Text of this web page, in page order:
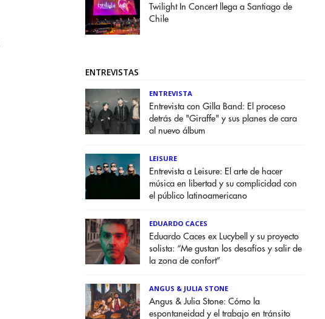
Twilight In Concert llega a Santiago de
Chile
ENTREVISTAS
ENTREVISTA
Entrevista con Gilla Band: El proceso
detrás de "Giraffe" y sus planes de cara
al nuevo álbum
LEISURE
Entrevista a Leisure: El arte de hacer
música en libertad y su complicidad con
el público latinoamericano
EDUARDO CACES
Eduardo Caces ex Lucybell y su proyecto
solista: “Me gustan los desafíos y salir de
la zona de confort”
ANGUS & JULIA STONE
Angus & Julia Stone: Cómo la
espontaneidad y el trabajo en tránsito